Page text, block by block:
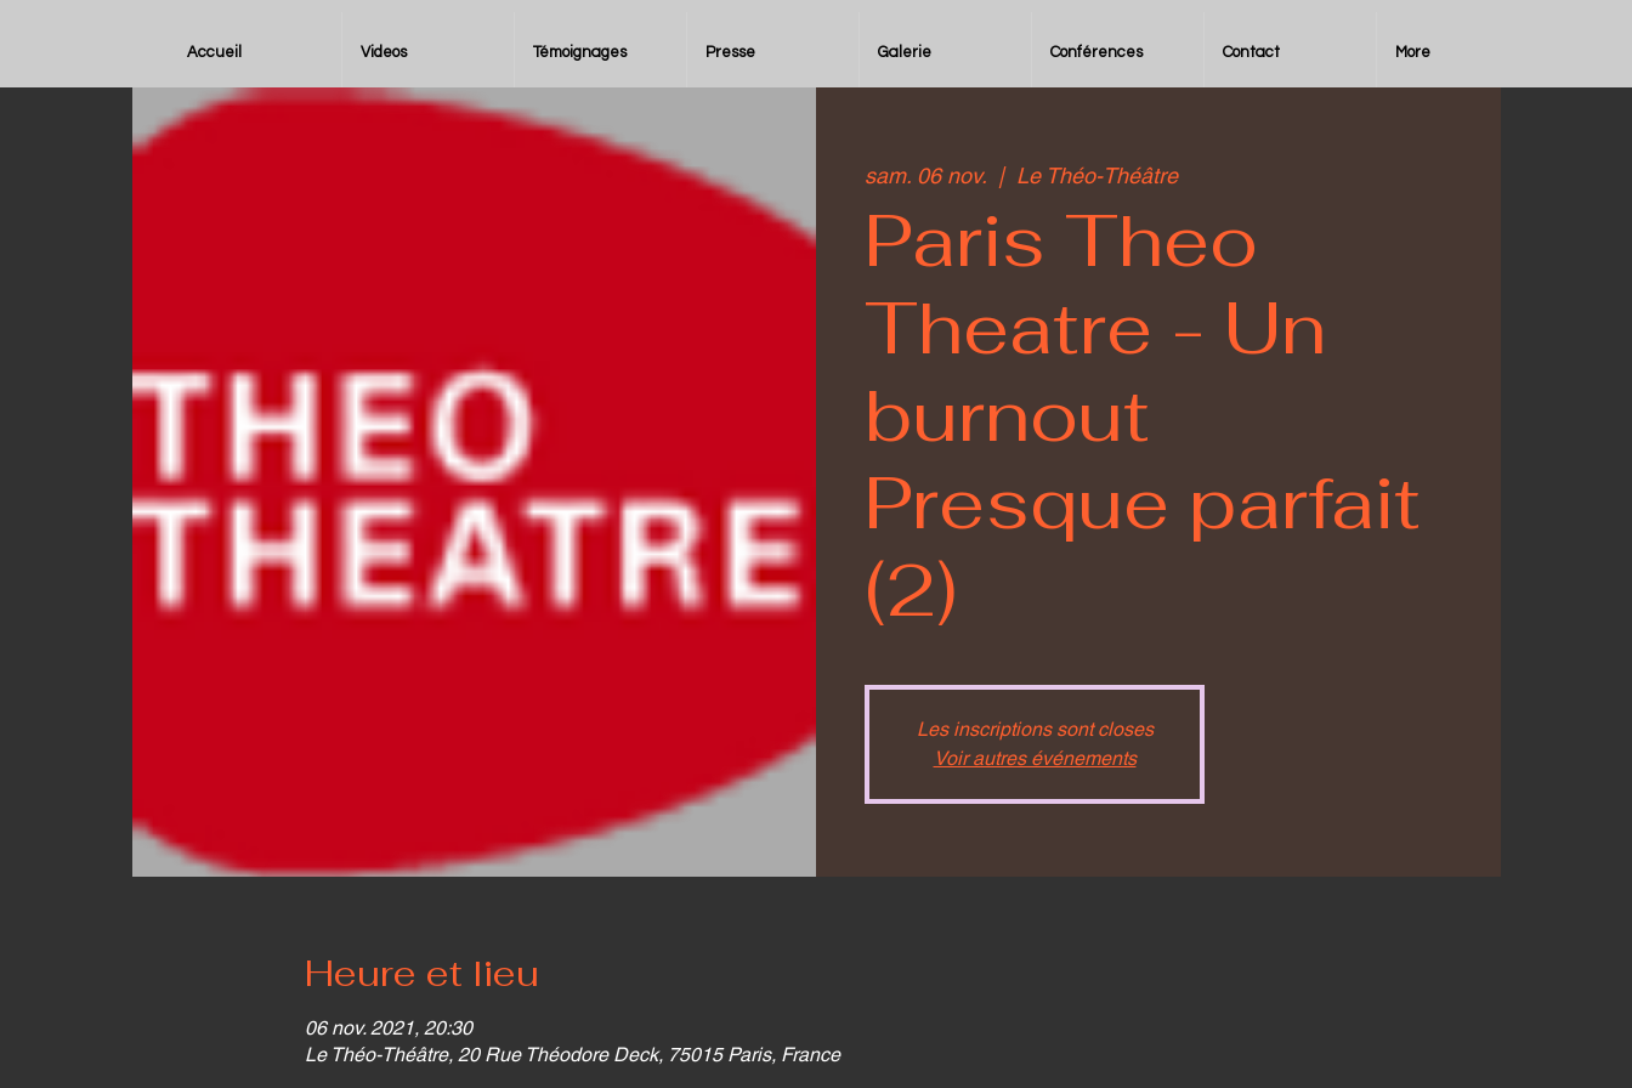
Accueil Videos Témoignages Presse Galerie Conférences Contact More
sam. 06 nov.
  |
Le Théo-Théâtre
Paris Theo
Theatre - Un
burnout
Presque parfait
(2)
Les inscriptions sont closes
Voir autres événements
Heure et lieu
06 nov. 2021, 20:30
Le Théo-Théâtre, 20 Rue Théodore Deck, 75015 Paris, France